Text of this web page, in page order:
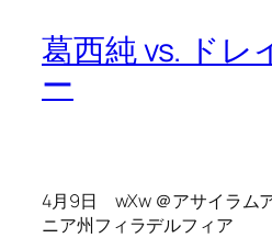
葛西純 vs. ドレ
ー
4月9日 wXw ＠アサイラム
ニア州フィラデルフィア